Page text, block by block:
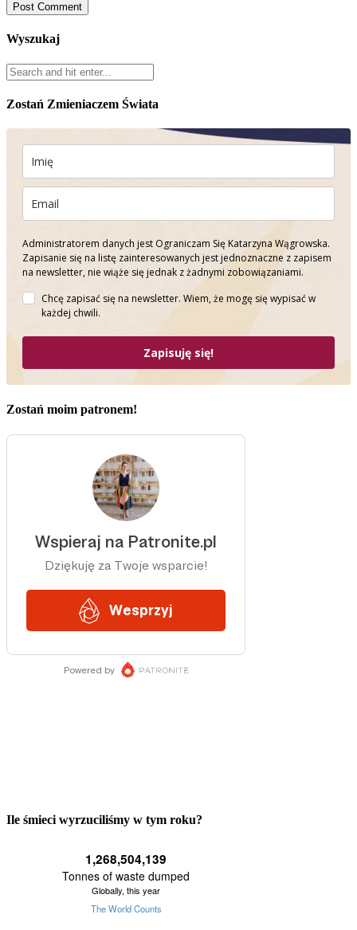
Wyszukaj
Zostań Zmieniaczem Świata
Administratorem danych jest Ograniczam Się Katarzyna Wągrowska.
Zapisanie się na listę zainteresowanych jest jednoznaczne z zapisem
na newsletter, nie wiąże się jednak z żadnymi zobowiązaniami.
Chcę zapisać się na newsletter. Wiem, że mogę się wypisać w
każdej chwili.
Zapisuję się!
Zostań moim patronem!
Ile śmieci wyrzuciliśmy w tym roku?